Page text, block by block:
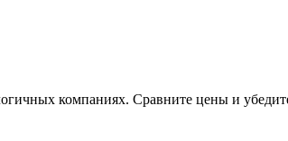
компаниях. Сравните цены и